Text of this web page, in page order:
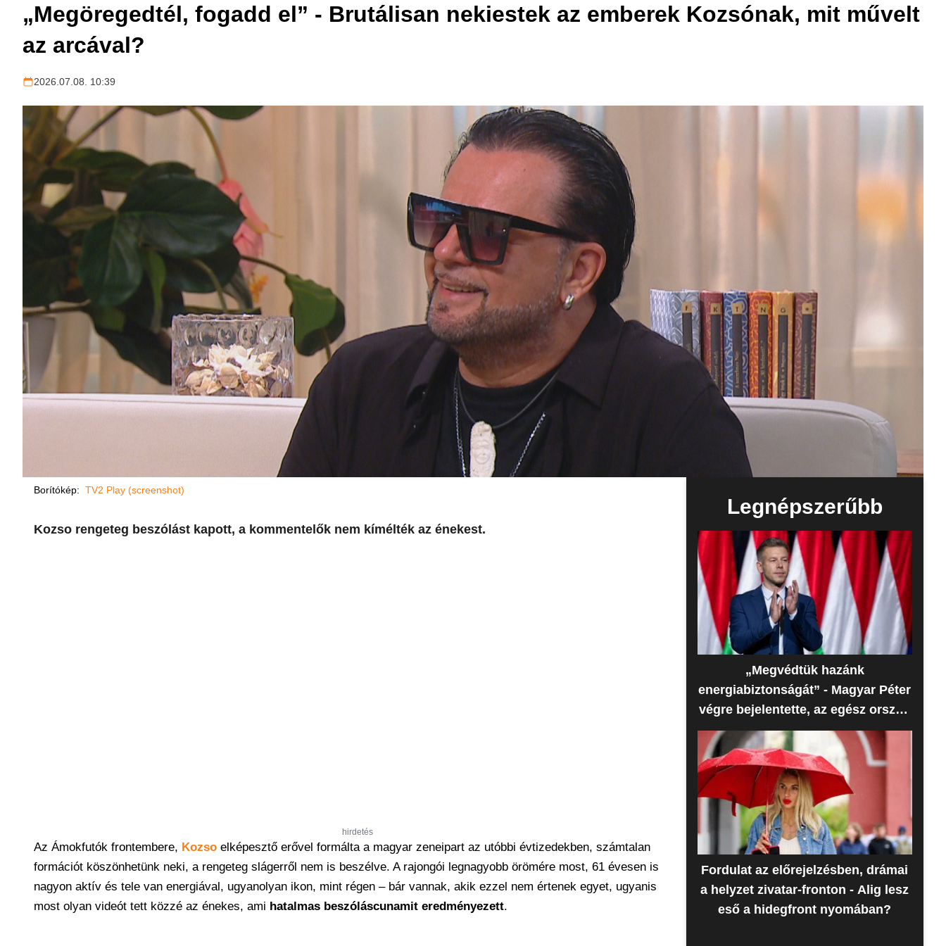
„Megöregedtél, fogadd el” - Brutálisan nekiestek az emberek Kozsónak, mit művelt
az arcával?
2026.07.08. 10:39
Borítókép: TV2 Play (screenshot)
Kozso rengeteg beszólást kapott, a kommentelők nem kímélték az énekest.
hirdetés
Az Ámokfutók frontembere, Kozso elképesztő erővel formálta a magyar zeneipart az utóbbi évtizedekben, számtalan
formációt köszönhetünk neki, a rengeteg slágerről nem is beszélve. A rajongói legnagyobb örömére most, 61 évesen is
nagyon aktív és tele van energiával, ugyanolyan ikon, mint régen – bár vannak, akik ezzel nem értenek egyet, ugyanis
most olyan videót tett közzé az énekes, ami hatalmas beszóláscunamit eredményezett.
Legnépszerűbb
„Megvédtük hazánk
energiabiztonságát” - Magyar Péter
végre bejelentette, az egész ország
erre várt
Fordulat az előrejelzésben, drámai
a helyzet zivatar-fronton - Alig lesz
eső a hidegfront nyomában?